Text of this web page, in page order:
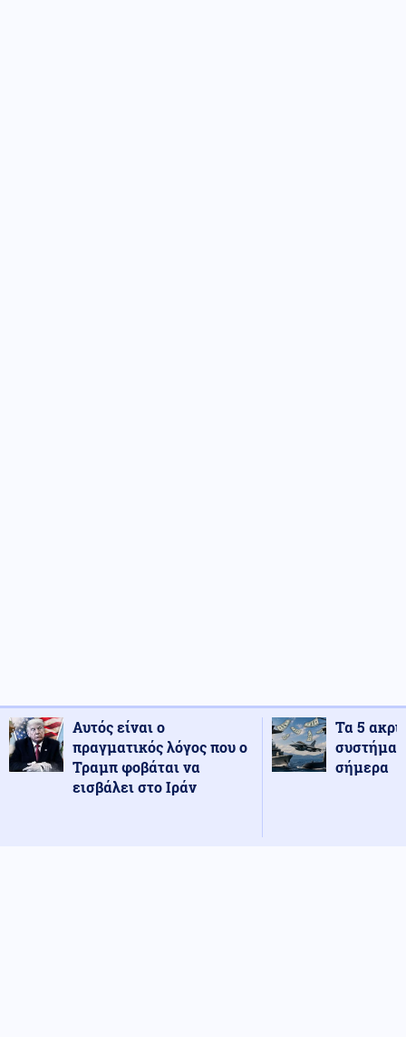
Αυτός είναι ο
πραγματικός λόγος που ο
Τραμπ φοβάται να
εισβάλει στο Ιράν
Τα 5
σήμερα